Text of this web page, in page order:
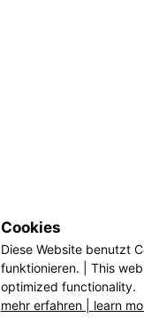
Cookies
Diese Website benutzt
funktionieren. | This
optimized functionality.
mehr erfahren | learn